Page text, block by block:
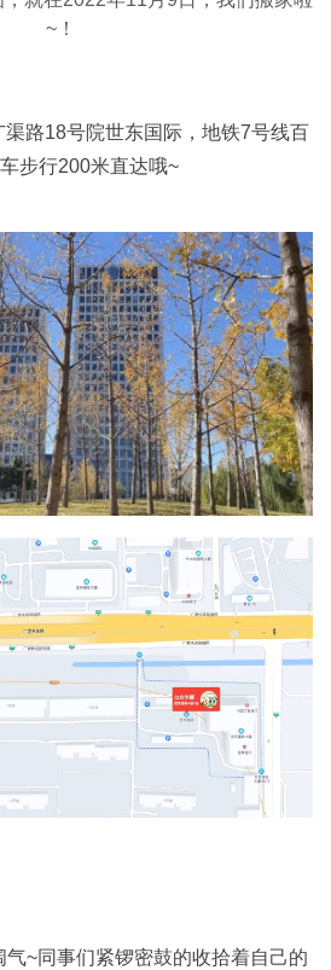
~！
路18号院世东国际，地铁7号线百
步行200米直达哦~
~同事们紧锣密鼓的收拾着自己的